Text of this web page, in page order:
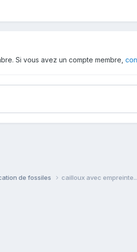
Si vous avez un compte membre,
de fossiles cailloux avec